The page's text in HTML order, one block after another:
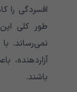
افسردگی را
طور کلی
نمی‌رساند.
آزاردهنده،
باشند.